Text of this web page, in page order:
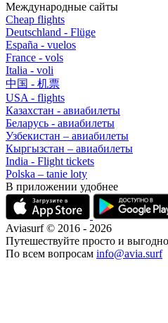
Международные сайты
Cheap flights
Deutschland - Flüge
España - vuelos
France - vols
Italia - voli
中国 - 机票
USA - flights
Казахстан - авиабилеты
Беларусь - авиабилеты
Узбекистан – авиабилеты
Кыргызстан – авиабилеты
India - Flight tickets
Polska – tanie loty
В приложении удобнее
Aviasurf © 2016 - 2026
Путешествуйте просто и
По всем вопросам info@avia.surf